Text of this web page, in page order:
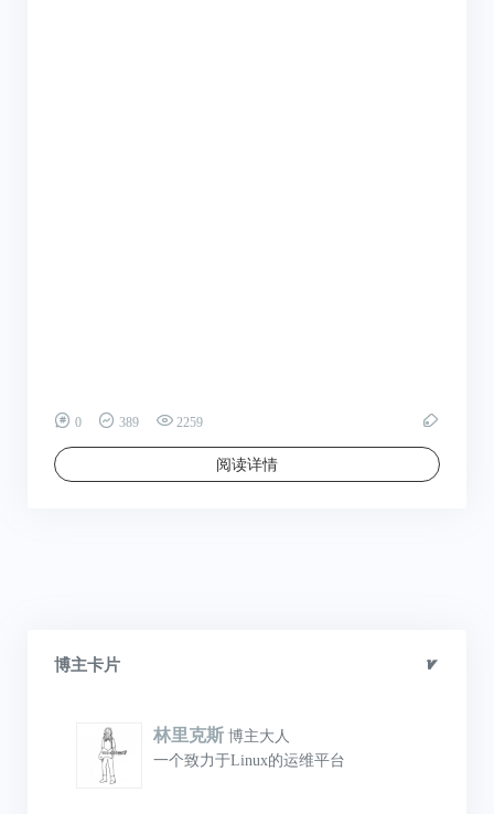
0 389 2259
阅读详情
博主卡片
林里克斯 博主大人
一个致力于Linux的运维平台